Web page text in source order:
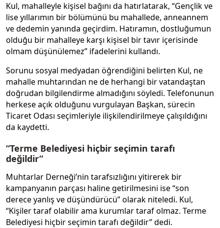
Kul, mahalleyle kişisel bağını da hatırlatarak, “Gençlik ve
lise yıllarımın bir bölümünü bu mahallede, anneannem
ve dedemin yanında geçirdim. Hatıramın, dostluğumun
olduğu bir mahalleye karşı kişisel bir tavır içerisinde
olmam düşünülemez” ifadelerini kullandı.
Sorunu sosyal medyadan öğrendiğini belirten Kul, ne
mahalle muhtarından ne de herhangi bir vatandaştan
doğrudan bilgilendirme almadığını söyledi. Telefonunun
herkese açık olduğunu vurgulayan Başkan, sürecin
Ticaret Odası seçimleriyle ilişkilendirilmeye çalışıldığını
da kaydetti.
“Terme Belediyesi hiçbir seçimin tarafı
değildir”
Muhtarlar Derneği’nin tarafsızlığını yitirerek bir
kampanyanın parçası haline getirilmesini ise “son
derece yanlış ve düşündürücü” olarak niteledi. Kul,
“Kişiler taraf olabilir ama kurumlar taraf olmaz. Terme
Belediyesi hiçbir seçimin tarafı değildir” dedi.